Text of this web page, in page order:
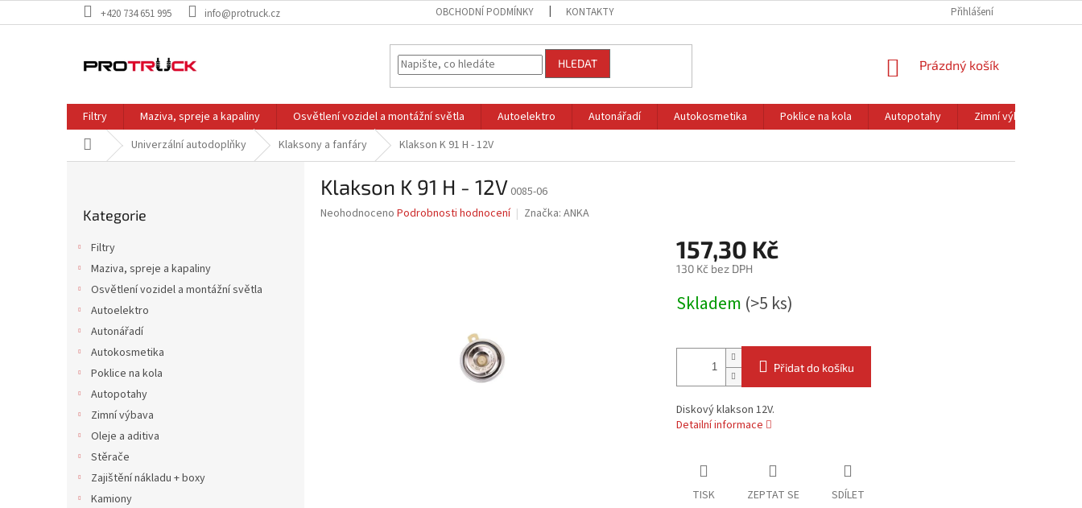
na
+420 734 651 995 info@protruck.cz OBCHODNÍ PODMÍNKY KONTAKTY Přihlášení
HLEDAT
NÁKUPNÍ
Prázdný košík
Filtry Maziva, spreje a kapaliny Osvětlení vozidel a montážní světla Autoelektro Autonářadí Autokosmetika Poklice na kola Autopotahy Zimní výbava
Domů Univerzální autodoplňky Klaksony a fanfáry Klakson K 91 H - 12V
kategorie
Kategorie
Filtry
Maziva, spreje a kapaliny
Osvětlení vozidel a montážní světla
Autoelektro
Autonářadí
Autokosmetika
Poklice na kola
Autopotahy
Zimní výbava
Oleje a aditiva
Stěrače
Zajištění nákladu + boxy
Kamiony
Klakson K 91 H - 12V 0085-06
Průměrné
Neohodnoceno Podrobnosti hodnocení Značka: ANKA
157,30 Kč
130 Kč bez DPH
cena:
Skladem (>5 ks)
Přidat do košíku
Diskový klakson 12V.
Detailní informace
TISK ZEPTAT SE SDÍLET